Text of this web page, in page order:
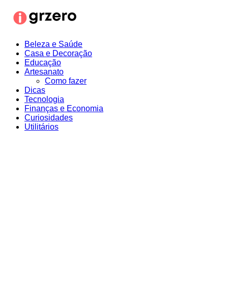
para
Beleza e Saúde
Casa e Decoração
Educação
Artesanato
Como fazer
Dicas
Tecnologia
Finanças e Economia
Curiosidades
Utilitários